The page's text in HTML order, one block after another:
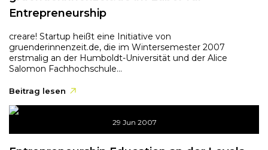
Entrepreneurship
creare! Startup heißt eine Initiative von
gruenderinnenzeit.de, die im Wintersemester 2007
erstmalig an der Humboldt-Universität und der Alice
Salomon Fachhochschule...
Beitrag lesen
29 Jun 2007